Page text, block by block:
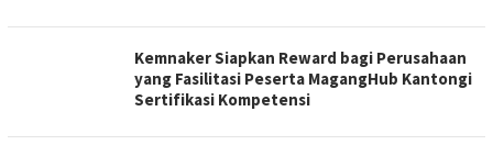
Kemnaker Siapkan Reward bagi Perusahaan
yang Fasilitasi Peserta MagangHub Kantongi
Sertifikasi Kompetensi